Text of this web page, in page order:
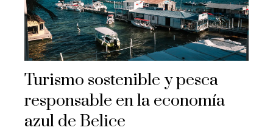
Turismo sostenible y pesca
responsable en la economía
azul de Belice